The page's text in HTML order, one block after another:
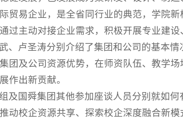
贸易企业，是全省同行业的典范，学院
过主动对接企业需求，积极开展专业建
、卢圣涛分别介绍了集团和公司的基本
团及公司资源优势，在师资队伍、教学
作出新贡献。
及国舜集团其他参加座谈人员分别就如
动校企资源共享、探索校企深度融合新模